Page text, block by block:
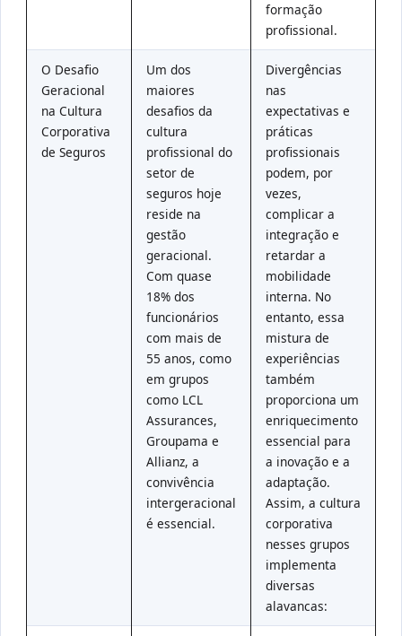
formação
profissional.
O Desafio
Geracional
na Cultura
Corporativa
de Seguros
Um dos
maiores
desafios da
cultura
profissional do
setor de
seguros hoje
reside na
gestão
geracional.
Com quase
18% dos
funcionários
com mais de
55 anos, como
em grupos
como LCL
Assurances,
Groupama e
Allianz, a
convivência
intergeracional
é essencial.
Divergências
nas
expectativas e
práticas
profissionais
podem, por
vezes,
complicar a
integração e
retardar a
mobilidade
interna. No
entanto, essa
mistura de
experiências
também
proporciona um
enriquecimento
essencial para
a inovação e a
adaptação.
Assim, a cultura
corporativa
nesses grupos
implementa
diversas
alavancas: